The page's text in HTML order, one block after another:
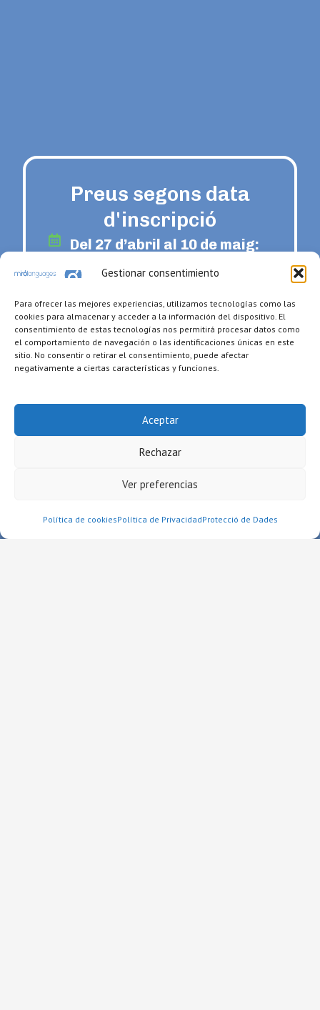
Gestionar consentimiento
Para ofrecer las mejores experiencias, utilizamos tecnologías como las
cookies para almacenar y acceder a la información del dispositivo. El
consentimiento de estas tecnologías nos permitirá procesar datos como
el comportamiento de navegación o las identificaciones únicas en este
sitio. No consentir o retirar el consentimiento, puede afectar
negativamente a ciertas características y funciones.
Aceptar
Rechazar
Ver preferencias
Política de cookiesPolítica de PrivacidadProtecció de Dades
Preus segons data
d'inscripció
Del 27 d’abril al 10 de maig:
47€/setmana
57€/setmana
Del 25 de maig al 7 de juny:
67€/setmana
72€/setmana
A partir del 15 de juny
77€/setmana
Más información